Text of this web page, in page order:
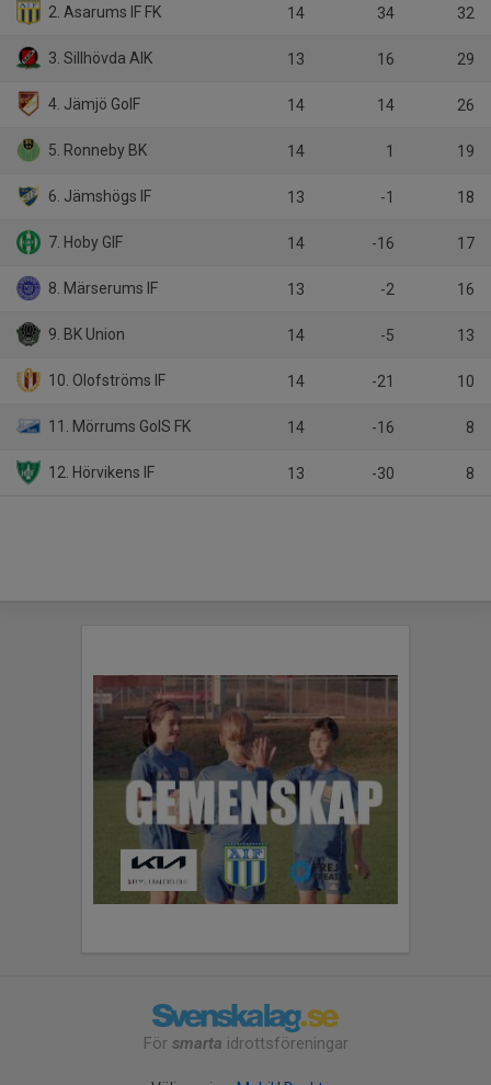
2. Asarums IF FK 14 34 32
3. Sillhövda AIK 13 16 29
4. Jämjö GoIF 14 14 26
5. Ronneby BK 14 1 19
6. Jämshögs IF 13 -1 18
7. Hoby GIF 14 -16 17
8. Märserums IF 13 -2 16
9. BK Union 14 -5 13
10. Olofströms IF 14 -21 10
11. Mörrums GoIS FK 14 -16 8
12. Hörvikens IF 13 -30 8
För smarta idrottsföreningar